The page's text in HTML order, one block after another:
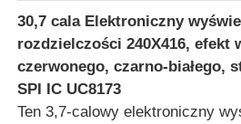
30,7 cala Elektroniczny
rozdzielczości 240X416, efekt
czerwonego, czarno-białego,
SPI IC UC8173
Ten 3,7-calowy elektroniczny